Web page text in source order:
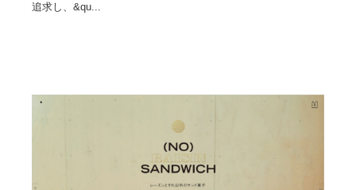
追求し、&qu...